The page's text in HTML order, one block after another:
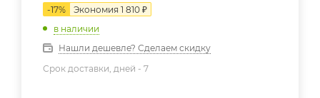
-17% Экономия 1 810 ₽
в наличии
Нашли дешевле? Сделаем скидку
Срок доставки, дней - 7